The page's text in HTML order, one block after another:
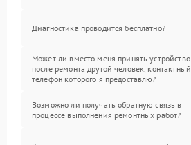
Диагностика проводится бесплатно?
Может ли вместо меня принять устройство
после ремонта другой человек, контактный
телефон которого я предоставлю?
Возможно ли получать обратную связь в
процессе выполнения ремонтных работ?